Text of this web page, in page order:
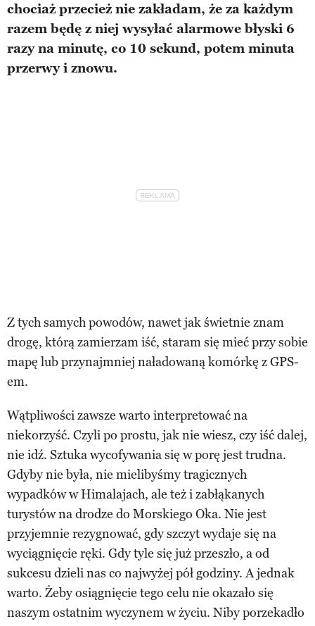
chociaż przecież nie zakładam, że za każdym
razem będę z niej wysyłać alarmowe błyski 6
razy na minutę, co 10 sekund, potem minuta
przerwy i znowu.
Z tych samych powodów, nawet jak świetnie znam
drogę, którą zamierzam iść, staram się mieć przy sobie
mapę lub przynajmniej naładowaną komórkę z GPS-
em.
Wątpliwości zawsze warto interpretować na
niekorzyść. Czyli po prostu, jak nie wiesz, czy iść dalej,
nie idź. Sztuka wycofywania się w porę jest trudna.
Gdyby nie była, nie mielibyśmy tragicznych
wypadków w Himalajach, ale też i zabłąkanych
turystów na drodze do Morskiego Oka. Nie jest
przyjemnie rezygnować, gdy szczyt wydaje się na
wyciągnięcie ręki. Gdy tyle się już przeszło, a od
sukcesu dzieli nas co najwyżej pół godziny. A jednak
warto. Żeby osiągnięcie tego celu nie okazało się
naszym ostatnim wyczynem w życiu. Niby porzekadło